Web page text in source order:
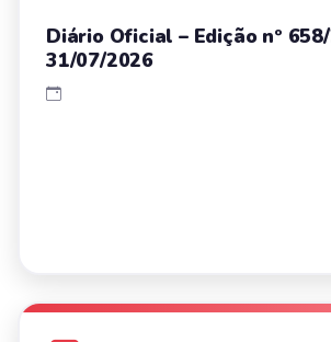
Diário Oficial – Edição nº
31/07/2026